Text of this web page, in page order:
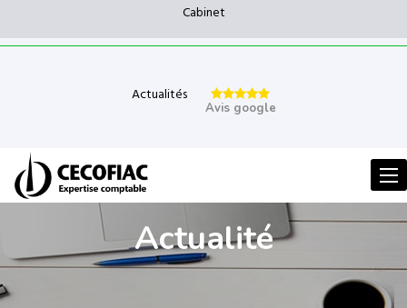
Cabinet
Actualités
Avis google
Actualité